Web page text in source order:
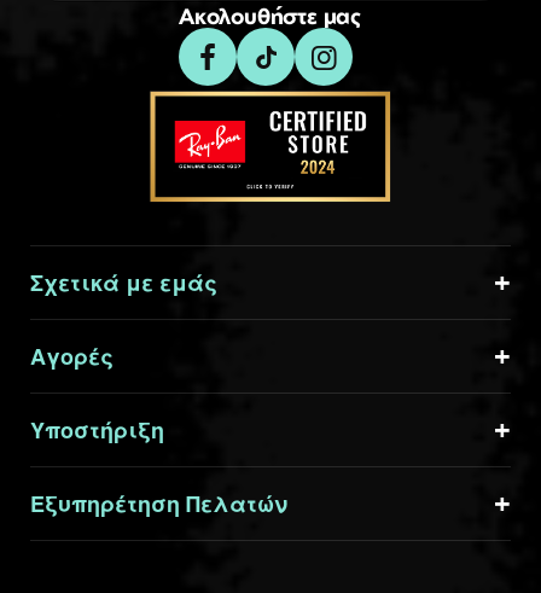
Ακολουθήστε μας
Σχετικά με εμάς
Αγορές
Υποστήριξη
Εξυπηρέτηση Πελατών